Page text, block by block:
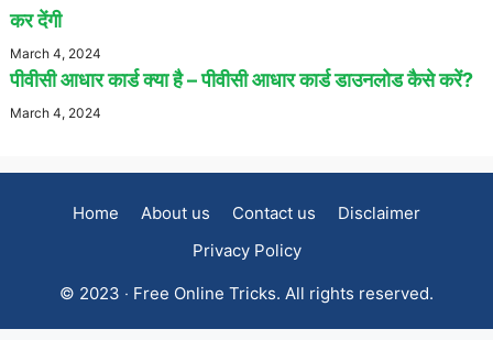
कर देंगी
March 4, 2024
पीवीसी आधार कार्ड क्या है – पीवीसी आधार कार्ड डाउनलोड कैसे करें?
March 4, 2024
Home About us Contact us
Disclaimer
Privacy Policy
© 2023 ‧ Free Online Tricks. All rights reserved.